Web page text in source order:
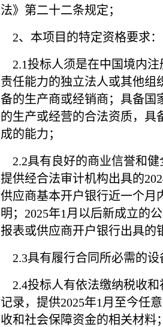
法》第二十二条规定；
2、本项目的特定资格要求：
2.1投标人须是在中国境内注
责任能力的独立法人或其他组
备的生产商或经销商；具备国
的生产或经营的合法资质，具
成的能力；
2.2具有良好的商业信誉和健
提供经合法审计机构出具的
供应商基本开户银行近一个月
明；2025年1月以后新成立的
报表或供应商开户银行出具的
2.3具有履行合同所必需的设
2.4投标人有依法缴纳税收和
记录，提供2025年1月至今任
收和社会保障资金的相关材料；